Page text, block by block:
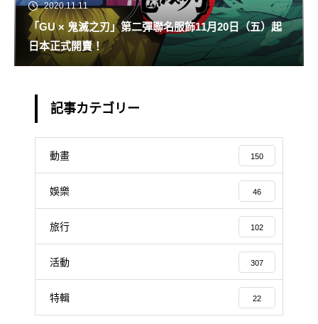
2020.11.11
「GU × 鬼滅之刃」第二彈聯名服飾11月20日（五）起
日本正式開賣！
記事カテゴリー
動畫 150
娛樂 46
旅行 102
活動 307
特輯 22